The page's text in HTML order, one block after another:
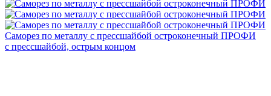
Саморез по металлу с прессшайбой остроконечный ПРОФИ
с прессшайбой, острым концом